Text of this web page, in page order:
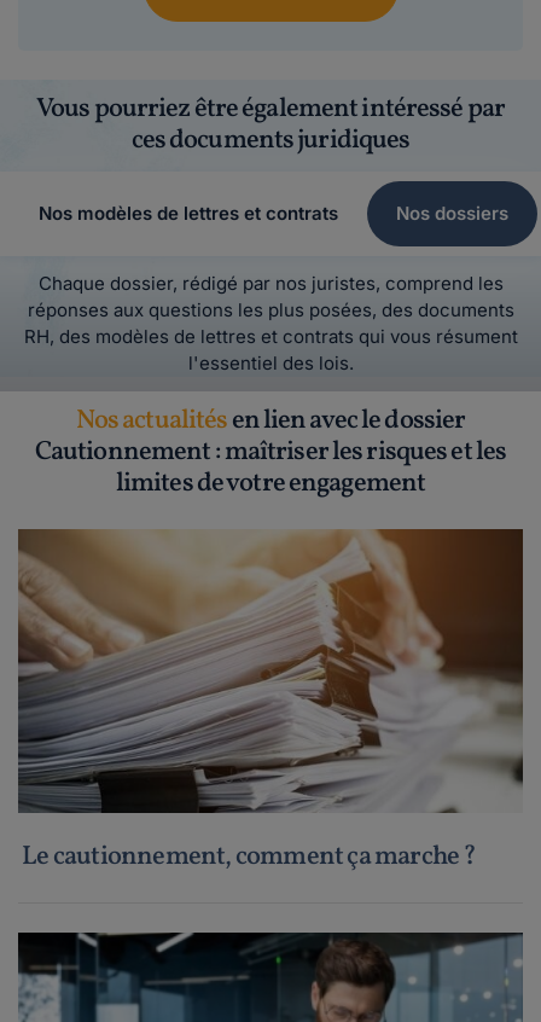
Vous pourriez être également intéressé par
ces documents juridiques
Nos modèles de lettres et contrats Nos dossiers
Chaque dossier, rédigé par nos juristes, comprend les
réponses aux questions les plus posées, des documents
RH, des modèles de lettres et contrats qui vous résument
l'essentiel des lois.
Nos actualitésen lien avec le dossier
Cautionnement : maîtriser les risques et les
limites de votre engagement
Le cautionnement, comment ça marche ?